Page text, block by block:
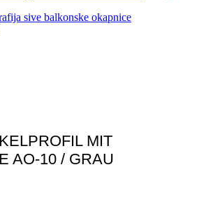
MIT
AO-10 / GRAU